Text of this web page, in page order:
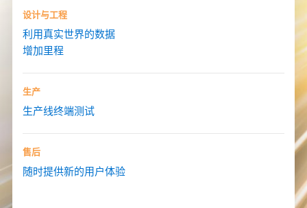
设计与工程
利用真实世界的数据
增加里程
生产
生产线终端测试
售后
随时提供新的用户体验